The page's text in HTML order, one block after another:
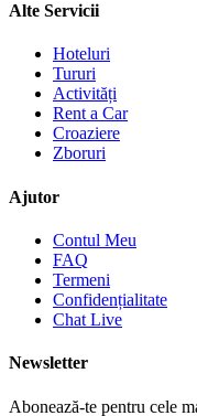
Alte Servicii
Hoteluri
Tururi
Activități
Rent a Car
Croaziere
Zboruri
Ajutor
Contul Meu
FAQ
Termeni
Confidențialitate
Chat Live
Newsletter
Abonează-te pentru cele